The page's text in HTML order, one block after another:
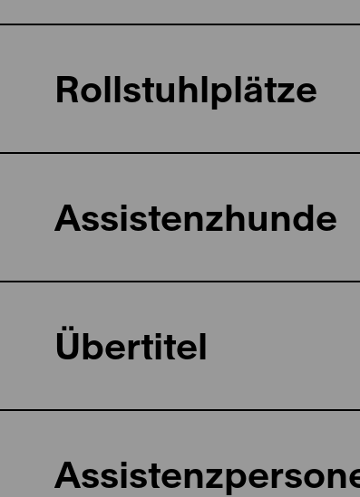
Rollstuhlplätze
Assistenzhunde
Übertitel